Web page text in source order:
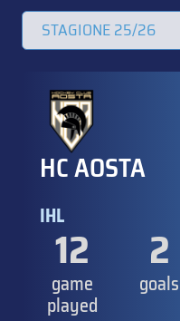
HC AOSTA
IHL
12
game
played
2
goals